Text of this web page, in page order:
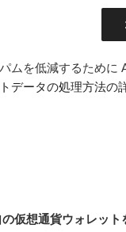
ムを低減するために
データの処理方法の
仮想通貨ウォレット